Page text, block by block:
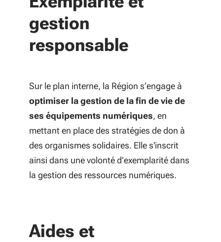
gestion
responsable
Sur le plan interne, la Région s’engage à
optimiser la gestion de la fin de vie de
ses équipements numériques, en
mettant en place des stratégies de don à
des organismes solidaires. Elle s'inscrit
ainsi dans une volonté d’exemplarité dans
la gestion des ressources numériques.
Aides et